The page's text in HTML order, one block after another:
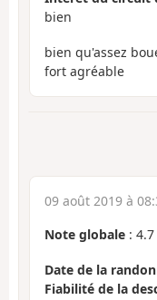
bien
bien qu'assez
fort agréable
09 août 2019 à
Note globale : 4.7
Date de la
Fiabilité de la